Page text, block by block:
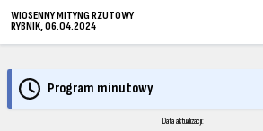
WIOSENNY MITYNG RZUTOWY
RYBNIK, 06.04.2024
Program minutowy
Data aktualizacji: